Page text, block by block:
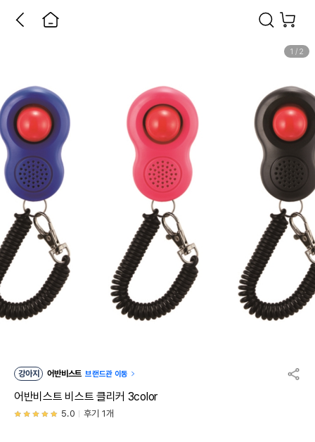
1 / 2
강아지 어반비스트 브랜드관 이동
어반비스트 비스트 클리커 3color
5.0 후기 1개